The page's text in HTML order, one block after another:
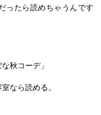
ったら読めちゃうんです
秋コーデ」
なら読める。